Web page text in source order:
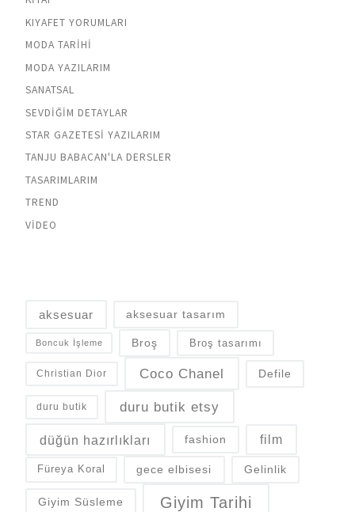
KIYAFET YORUMLARI
MODA TARIHI
MODA YAZILARIM
SANATSAL
SEVDIĞIM DETAYLAR
STAR GAZETESI YAZILARIM
TANJU BABACAN'LA DERSLER
TASARIMLARIM
TREND
VIDEO
aksesuar aksesuar tasarım
Boncuk İşleme Broş Broş tasarımı
Christian Dior Coco Chanel Defile
duru butik duru butik etsy
düğün hazırlıkları fashion film
Füreya Koral gece elbisesi Gelinlik
Giyim Süsleme Giyim Tarihi